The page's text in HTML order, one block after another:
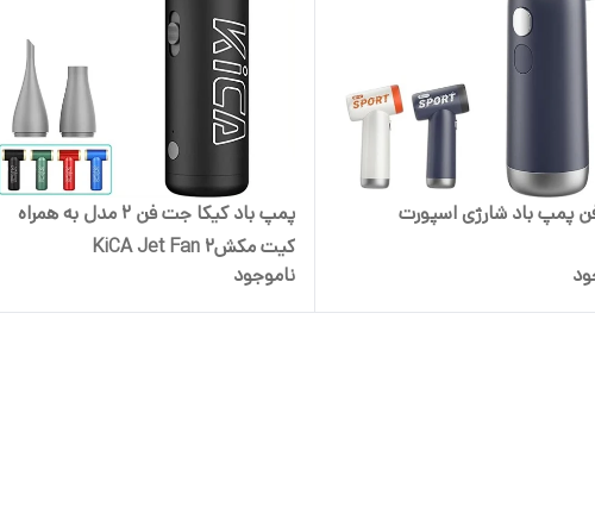
پمپ باد شارژی اسپورت
پمپ باد کیکا جت فن ۲ مدل به همراه
کیت مکشKiCA Jet Fan 2
ناموجود